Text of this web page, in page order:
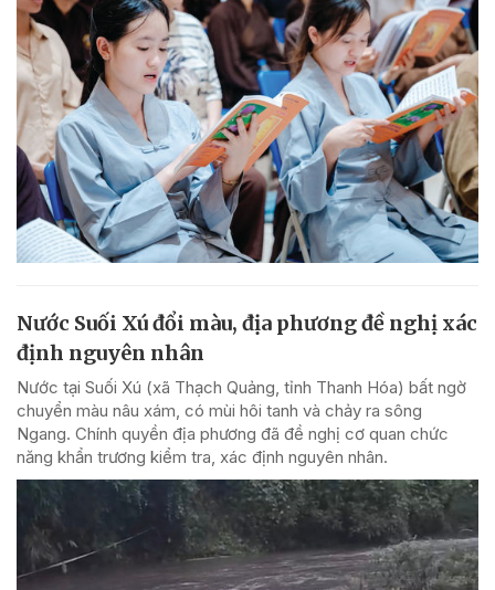
Nước Suối Xú đổi màu, địa phương đề nghị xác
định nguyên nhân
Nước tại Suối Xú (xã Thạch Quảng, tỉnh Thanh Hóa) bất ngờ
chuyển màu nâu xám, có mùi hôi tanh và chảy ra sông
Ngang. Chính quyền địa phương đã đề nghị cơ quan chức
năng khẩn trương kiểm tra, xác định nguyên nhân.